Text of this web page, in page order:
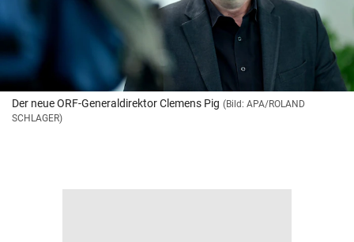
Der neue ORF-Generaldirektor Clemens Pig (Bild: APA/ROLAND
SCHLAGER)